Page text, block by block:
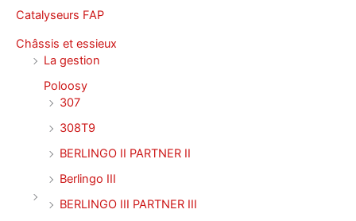
Catalyseurs FAP
Châssis et essieux
La gestion
Poloosy
307
308T9
BERLINGO II PARTNER II
Berlingo III
BERLINGO III PARTNER III